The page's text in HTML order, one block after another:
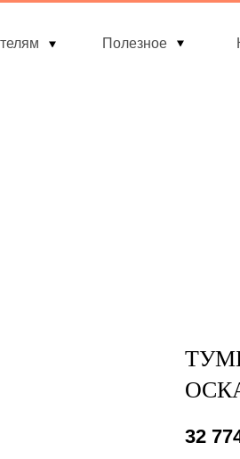
Полезное
32